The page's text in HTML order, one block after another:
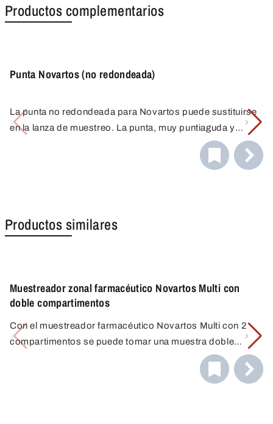
Productos complementarios
Punta Novartos (no redondeada)
La punta no redondeada para Novartos puede sustituirse
en la lanza de muestreo. La punta, muy puntiaguda y
estable, puede utilizarse para perforar directamente
Productos similares
Muestreador zonal farmacéutico Novartos Multi con
doble compartimentos
Con el muestreador farmacéutico Novartos Multi con 2
compartimentos se puede tomar una muestra doble
multipunto de varias zonas de muestreo predefinidas.
Dependiendo de la longitud, cuatro, siete o nueve